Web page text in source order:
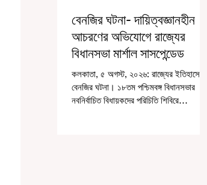
বেনজির ঘটনা- দায়িত্বজ্ঞানহীন
আচরণের অভিযোগে রাজ্যের
বিধানসভা মার্শাল সাসপেন্ডেড
কলকাতা, ৫ অগস্ট, ২০২৬: রাজ্যের ইতিহাসে
বেনজির ঘটনা। ১৮তম পশ্চিমবঙ্গ বিধানসভার
নবনির্বাচিত বিধায়কদের পরিচিতি শিবিরে